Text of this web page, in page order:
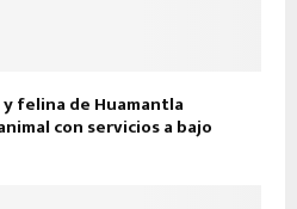
felina de Huamantla
con servicios a bajo